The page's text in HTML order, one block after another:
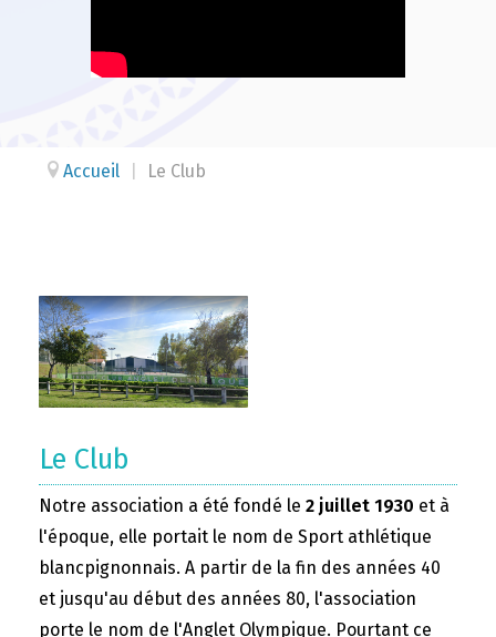
Accueil Le Club
Le Club
Notre association a été fondé le 2 juillet 1930 et à
l'époque, elle portait le nom de Sport athlétique
blancpignonnais. A partir de la fin des années 40
et jusqu'au début des années 80, l'association
porte le nom de l'Anglet Olympique. Pourtant ce